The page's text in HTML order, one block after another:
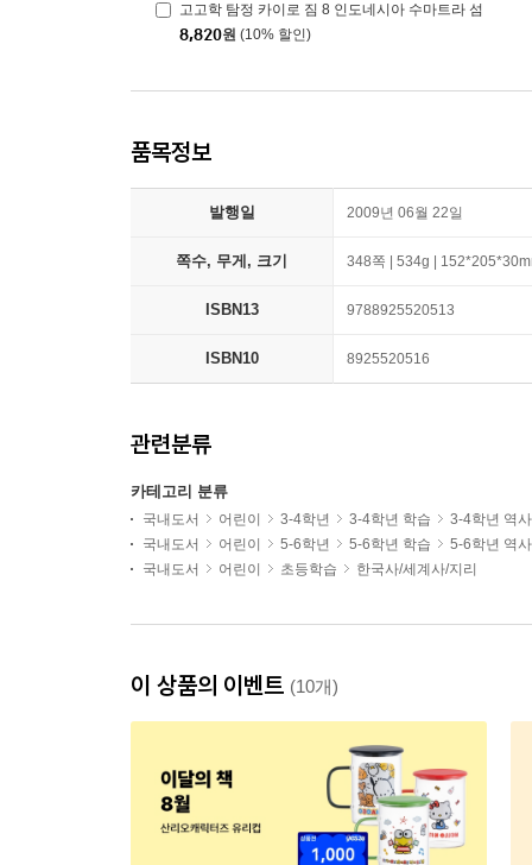
고고학 탐정 카이로 짐 8 인도네시아 수마트라 섬
8,820원 (10% 할인)
품목정보
발행일 2009년 06월 22일
쪽수, 무게, 크기 348쪽 | 534g |
ISBN13 9788925520513
ISBN10 8925520516
관련분류
카테고리 분류
국내도서 어린이 3-4학년 3-4학년 학습
3-4학년 역
국내도서
어린이 5-6학년 5-6학년 학습
5-6학년 역
국내도서
어린이 초등학습 한국사/세계사/지리
이 상품의 이벤트 (10개)